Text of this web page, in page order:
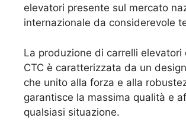
elevatori presente sul mercato
internazionale da considerevole
La produzione di carrelli elevatori
CTC è caratterizzata da un
che unito alla forza e alla
garantisce la massima qualità e
qualsiasi situazione.